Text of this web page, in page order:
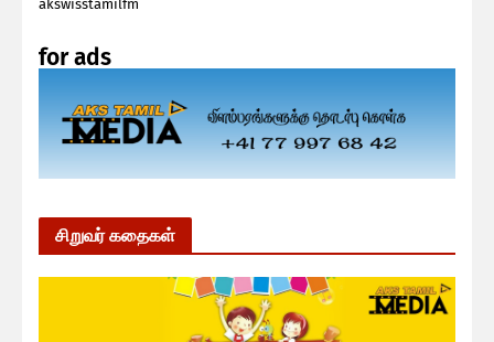
akswisstamilfm
for ads
சிறுவர் கதைகள்